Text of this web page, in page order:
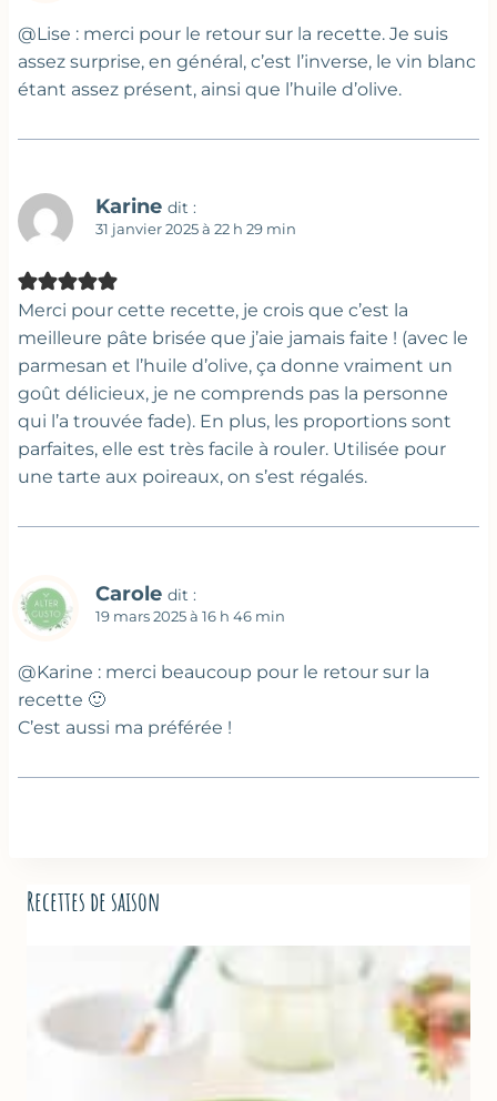
@Lise : merci pour le retour sur la recette. Je suis
assez surprise, en général, c’est l’inverse, le vin blanc
étant assez présent, ainsi que l’huile d’olive.
Karine dit :
31 janvier 2025 à 22 h 29 min
Merci pour cette recette, je crois que c’est la
meilleure pâte brisée que j’aie jamais faite ! (avec le
parmesan et l’huile d’olive, ça donne vraiment un
goût délicieux, je ne comprends pas la personne
qui l’a trouvée fade). En plus, les proportions sont
parfaites, elle est très facile à rouler. Utilisée pour
une tarte aux poireaux, on s’est régalés.
Carole dit :
19 mars 2025 à 16 h 46 min
@Karine : merci beaucoup pour le retour sur la
recette 🙂
C’est aussi ma préférée !
Recettes de saison